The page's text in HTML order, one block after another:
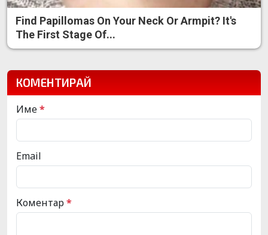
Find Papillomas On Your Neck Or Armpit? It's
The First Stage Of...
КОМЕНТИРАЙ
Име*
Email
Коментар*